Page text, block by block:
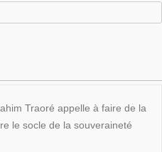
Traoré appelle à faire de la
le socle de la souveraineté